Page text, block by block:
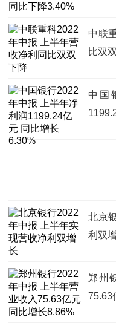
中联
比双
中国
北京
利双
郑州
75.63